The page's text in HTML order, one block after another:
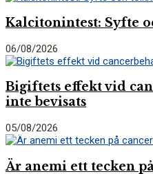
Kalcitonintest: Syfte
06/08/2026
Bigiftets effekt vid
inte bevisats
05/08/2026
Är anemi ett tecken